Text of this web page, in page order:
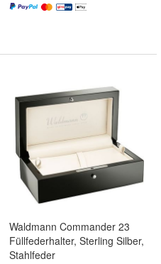
Waldmann Commander 23
Füllfederhalter, Sterling Silber,
Stahlfeder